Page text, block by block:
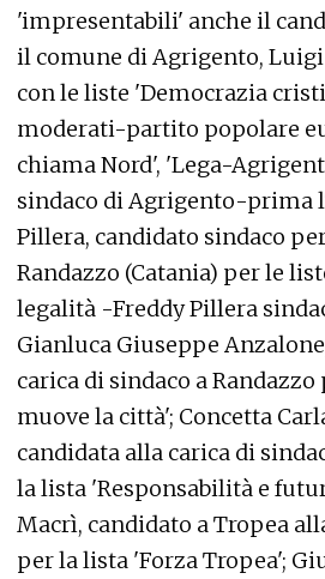
'impresentabili' anche il
il comune di Agrigento,
con le liste 'Democrazia
moderati-partito popolare
chiama Nord', 'Lega-
sindaco di Agrigento-prima
Pillera, candidato sindaco
Randazzo (Catania) per le
legalità -Freddy Pillera
Gianluca Giuseppe
carica di sindaco a
muove la città'; Concetta
candidata alla carica di
la lista 'Responsabilità e
Macrì, candidato a Tropea
per la lista 'Forza Tropea';